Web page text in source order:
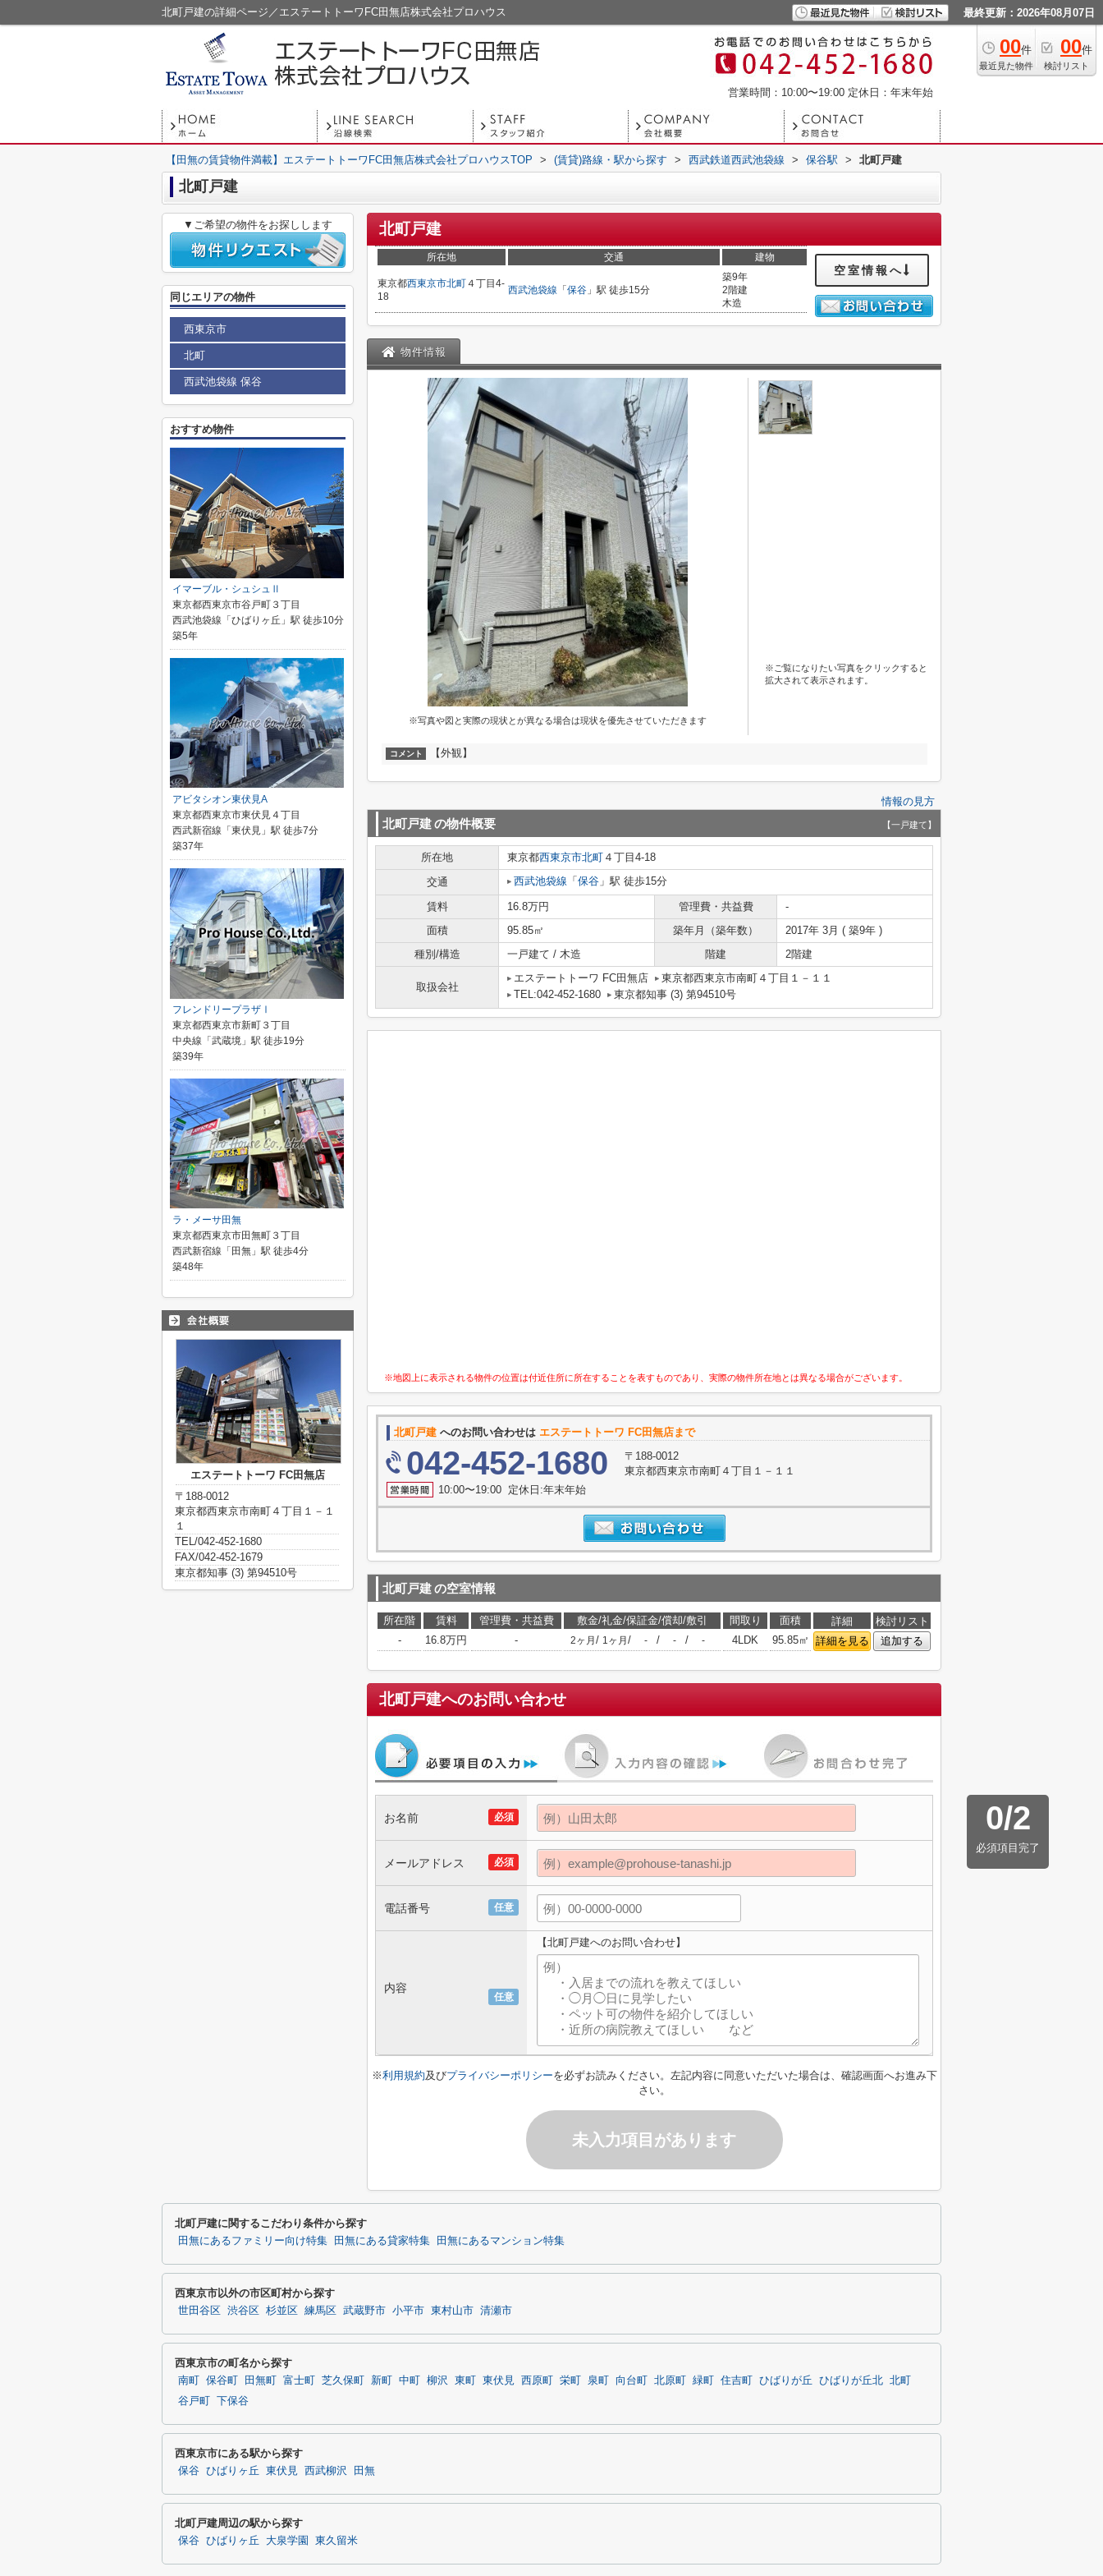
北町戸建の詳細ページ／エステートトーワFC田無店株式会社プロハウス 最終更新：2026年08月07日
00件
最近見た物件
00件
検討リスト
営業時間：10:00〜19:00 定休日：年末年始
【田無の賃貸物件満載】エステートトーワFC田無店株式会社プロハウスTOP > (賃貸)路線・駅から探す > 西武鉄道西武池袋線 > 保谷駅 > 北町戸建
北町戸建
北町戸建
所在地 交通 建物
東京都西東京市北町４丁目4-
18
西武池袋線 「 保谷 」駅 徒歩15分
築9年
2階建
木造
空室情報へ
物件情報
※写真や図と実際の現状とが異なる場合は現状を優先させていただきます
※ご覧になりたい写真をクリックすると
拡大されて表示されます。
コメント 【外観】
情報の見方
北町戸建の物件概要 【一戸建て】
所在地 東京都西東京市北町 ４丁目4-18
交通
西武池袋線 「 保谷 」駅 徒歩15分
賃料 16.8万円 管理費・共益費
-
面積
95.85㎡ 築年月（築年数）
2017年 3月 ( 築9年 )
種別/構造
一戸建て / 木造 階建 2階建
取扱会社
エステートトーワ FC田無店
東京都西東京市南町４丁目１－１１
TEL:042-452-1680
東京都知事 (3) 第94510号
※地図上に表示される物件の位置は付近住所に所在することを表すものであり、実際の物件所在地とは異なる場合がございます。
北町戸建 へのお問い合わせは エステートトーワ FC田無店まで
042-452-1680
〒188-0012
東京都西東京市南町４丁目１－１１
10:00〜19:00 定休日:年末年始
北町戸建の空室情報
所在階 賃料 管理費・共益費 敷金/礼金/保証金/償却/敷引 間取り 面積 詳細
検討リスト
-
16.8万円 - 2ヶ月 / 1ヶ月 / - / - / - 4LDK 95.85㎡ 詳細を見る 追加する
北町戸建へのお問い合わせ
0/2
必須項目完了
必須
お名前
必須
メールアドレス
任意
電話番号
任意
内容
【北町戸建へのお問い合わせ】
※利用規約及びプライバシーポリシーを必ずお読みください。左記内容に同意いただいた場合は、確認画面へお進み下
さい。
未入力項目があります
▼ご希望の物件をお探しします
同じエリアの物件
西東京市
北町
西武池袋線 保谷
おすすめ物件
イマーブル・シュシュⅡ
東京都西東京市谷戸町３丁目
西武池袋線「ひばりヶ丘」駅 徒歩10分
築5年
アビタシオン東伏見A
東京都西東京市東伏見４丁目
西武新宿線「東伏見」駅 徒歩7分
築37年
フレンドリープラザⅠ
東京都西東京市新町３丁目
中央線「武蔵境」駅 徒歩19分
築39年
ラ・メーサ田無
東京都西東京市田無町３丁目
西武新宿線「田無」駅 徒歩4分
築48年
エステートトーワ FC田無店
〒188-0012
東京都西東京市南町４丁目１－１
１
TEL/042-452-1680
FAX/042-452-1679
東京都知事 (3) 第94510号
北町戸建に関するこだわり条件から探す
田無にあるファミリー向け特集 田無にある貸家特集 田無にあるマンション特集
西東京市以外の市区町村から探す
世田谷区 渋谷区 杉並区 練馬区 武蔵野市 小平市 東村山市 清瀬市
西東京市の町名から探す
南町 保谷町 田無町 富士町 芝久保町 新町 中町 柳沢 東町 東伏見 西原町 栄町 泉町 向台町 北原町 緑町 住吉町 ひばりが丘 ひばりが丘北 北町
谷戸町
下保谷
西東京市にある駅から探す
保谷 ひばりヶ丘 東伏見 西武柳沢 田無
北町戸建周辺の駅から探す
保谷 ひばりヶ丘 大泉学園 東久留米